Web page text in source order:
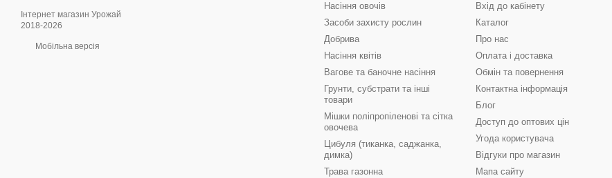
Інтернет магазин Урожай
2018-2026
Мобільна версія
Насіння овочів
Засоби захисту рослин
Добрива
Насіння квітів
Вагове та баночне насіння
Грунти, субстрати та інші
товари
Мішки поліпропіленові та сітка
овочева
Цибуля (тиканка, саджанка,
димка)
Трава газонна
Вхід до кабінету
Каталог
Про нас
Оплата і доставка
Обмін та повернення
Контактна інформація
Блог
Доступ до оптових цін
Угода користувача
Відгуки про магазин
Мапа сайту